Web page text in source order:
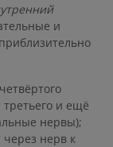
и
третьего и ещё
нервы);
через нерв к